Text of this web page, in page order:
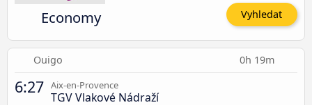
Economy Vyhledat
Ouigo 0h 19m
6:27 Aix-en-Provence
TGV Vlakové Nádraží